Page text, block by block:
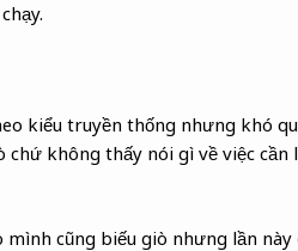
kiểu truyền thống nhưng khó
chứ không thấy nói gì về việc cần
cũng biếu giò nhưng lần này